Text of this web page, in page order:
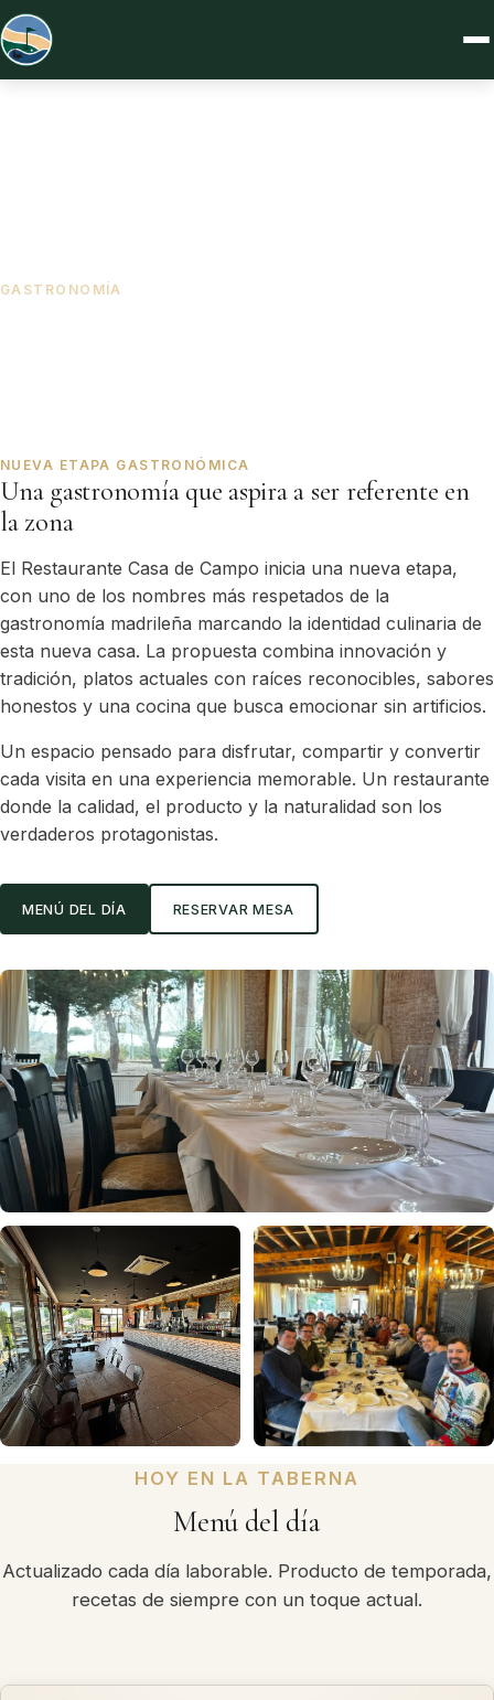
GASTRONOMÍA
NUEVA ETAPA GASTRONÓMICA
Una gastronomía que aspira a ser referente en
la zona
El Restaurante Casa de Campo inicia una nueva etapa,
con uno de los nombres más respetados de la
gastronomía madrileña marcando la identidad culinaria de
esta nueva casa. La propuesta combina innovación y
tradición, platos actuales con raíces reconocibles, sabores
honestos y una cocina que busca emocionar sin artificios.
Un espacio pensado para disfrutar, compartir y convertir
cada visita en una experiencia memorable. Un restaurante
donde la calidad, el producto y la naturalidad son los
verdaderos protagonistas.
MENÚ DEL DÍA RESERVAR MESA
HOY EN LA TABERNA
Menú del día
Actualizado cada día laborable. Producto de temporada,
recetas de siempre con un toque actual.